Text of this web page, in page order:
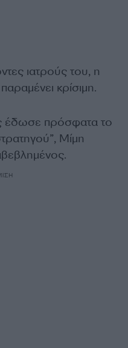
ιατρούς του, η
κρίσιμη.
έδωσε πρόσφατα το
Μίμη